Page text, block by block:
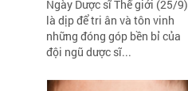
Ngày Dược sĩ Thế giới (25/9)
là dịp để tri ân và tôn vinh
những đóng góp bền bỉ của
đội ngũ dược sĩ...